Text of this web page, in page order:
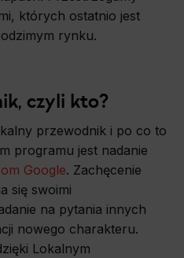
których ostatnio jest
rynku.
czyli kto?
przewodnik i po co to
programu jest nadanie
Google. Zachęcenie
się swoimi
na pytania innych
nowego charakteru.
Lokalnym